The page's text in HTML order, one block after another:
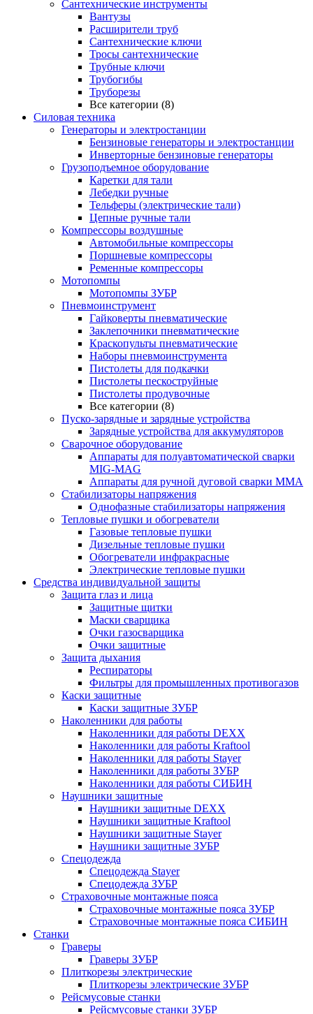
Сантехнические инструменты
Вантузы
Расширители труб
Сантехнические ключи
Тросы сантехнические
Трубные ключи
Трубогибы
Труборезы
Все категории (8)
Силовая техника
Генераторы и электростанции
Бензиновые генераторы и электростанции
Инверторные бензиновые генераторы
Грузоподъемное оборудование
Каретки для тали
Лебедки ручные
Тельферы (электрические тали)
Цепные ручные тали
Компрессоры воздушные
Автомобильные компрессоры
Поршневые компрессоры
Ременные компрессоры
Мотопомпы
Мотопомпы ЗУБР
Пневмоинструмент
Гайковерты пневматические
Заклепочники пневматические
Краскопульты пневматические
Наборы пневмоинструмента
Пистолеты для подкачки
Пистолеты пескоструйные
Пистолеты продувочные
Все категории (8)
Пуско-зарядные и зарядные устройства
Зарядные устройства для аккумуляторов
Сварочное оборудование
Аппараты для полуавтоматической сварки
MIG-MAG
Аппараты для ручной дуговой сварки MMA
Стабилизаторы напряжения
Однофазные стабилизаторы напряжения
Тепловые пушки и обогреватели
Газовые тепловые пушки
Дизельные тепловые пушки
Обогреватели инфракрасные
Электрические тепловые пушки
Средства индивидуальной защиты
Защита глаз и лица
Защитные щитки
Маски сварщика
Очки газосварщика
Очки защитные
Защита дыхания
Респираторы
Фильтры для промышленных противогазов
Каски защитные
Каски защитные ЗУБР
Наколенники для работы
Наколенники для работы DEXX
Наколенники для работы Kraftool
Наколенники для работы Stayer
Наколенники для работы ЗУБР
Наколенники для работы СИБИН
Наушники защитные
Наушники защитные DEXX
Наушники защитные Kraftool
Наушники защитные Stayer
Наушники защитные ЗУБР
Спецодежда
Спецодежда Stayer
Спецодежда ЗУБР
Страховочные монтажные пояса
Страховочные монтажные пояса ЗУБР
Страховочные монтажные пояса СИБИН
Станки
Граверы
Граверы ЗУБР
Плиткорезы электрические
Плиткорезы электрические ЗУБР
Рейсмусовые станки
Рейсмусовые станки ЗУБР